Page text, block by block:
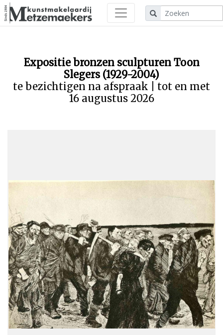
Expositie bronzen sculpturen Toon
Slegers (1929-2004)
te bezichtigen na afspraak | tot en met
16 augustus 2026